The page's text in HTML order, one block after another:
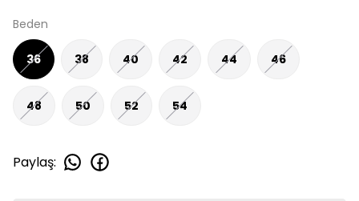
Beden
36 38 40 42 44 46
48 50 52 54
Paylaş: